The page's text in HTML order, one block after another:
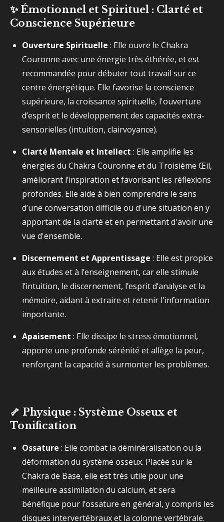
✨ Émotionnel et Spirituel : Clarté et
Conscience Supérieure
Ouverture Spirituelle : Elle ouvre le Chakra
Couronne avec une énergie très éthérée, et est
recommandée pour débuter tout travail sur ce
centre énergétique. Elle favorise la conscience
supérieure, la croissance spirituelle, l'ouverture
d’esprit et le développement des capacités extra-
sensorielles (intuition, clairvoyance).
Clarté Mentale et Intellect : Elle amplifie les
énergies du Chakra Couronne et du Troisième Œil,
améliorant l’inspiration et favorisant les réflexions
profondes. Elle aide à bien comprendre le sens
d’une conversation difficile ou d'une situation en y
apportant de la clarté et en permettant d'avoir une
vue d'ensemble.
Discernement et Apprentissage : Elle est propice
aux études et à l’enseignement, car elle stimule
l’intuition, le discernement, l’esprit d’analyse et la
mémoire, aidant à extraire et retenir l'information
importante.
Apaisement : Elle dissipe le stress émotionnel,
apporte une profonde sérénité et allège la peur,
renforçant la capacité à surmonter les problèmes.
🦴 Physique : Système Osseux et
Tonification
Ossature : Elle combat la déminéralisation ou la
déformation du système osseux. Placée sur le
Chakra de Base, elle est très utile pour une
meilleure assimilation du calcium, et sera
bénéfique pour l’ossature en général, y compris les
disques intervertébraux et la colonne vertébrale.